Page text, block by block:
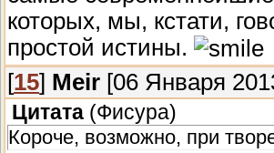
которых, мы, кстати,
простой истины.
[15] Meir [06 Января
Цитата (Фисура)
Короче, возможно, при